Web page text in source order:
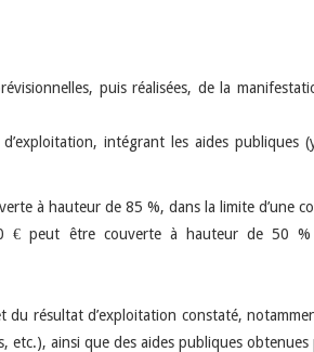
puis réalisées, de la
intégrant les aides publiques
à hauteur de 85 %, dans la limite d’une
€ peut être couverte à hauteur de 50 %
résultat d’exploitation constaté,
etc.), ainsi que des aides publiques obtenues